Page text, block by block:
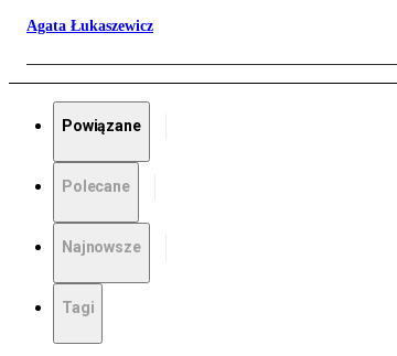
Agata Łukaszewicz
Powiązane
Polecane
Najnowsze
Tagi